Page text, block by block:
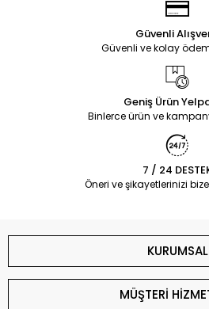
Güvenli
Güvenli ve kolay
Geniş Ürün
Binlerce ürün ve
7 / 24
Öneri ve şikayetlerinizi
KURUMSAL
MÜŞTERİ